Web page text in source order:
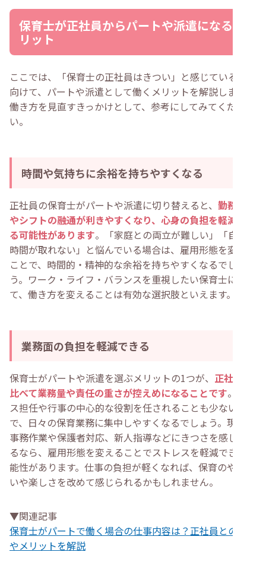
保育士が正社員からパートや派遣になるメ
リット
ここでは、「保育士の正社員はきつい」と感じている方に
向けて、パートや派遣として働くメリットを解説します。
働き方を見直すきっかけとして、参考にしてみてくださ
い。
時間や気持ちに余裕を持ちやすくなる
正社員の保育士がパートや派遣に切り替えると、 勤務時間
やシフトの融通が利きやすくなり、心身の負担を軽減でき
る可能性があります。「家庭との両立が難しい」「自分の
時間が取れない」と悩んでいる場合は、雇用形態を変える
ことで、時間的・精神的な余裕を持ちやすくなるでしょ
う。ワーク・ライフ・バランスを重視したい保育士にとっ
て、働き方を変えることは有効な選択肢といえます。
業務面の負担を軽減できる
保育士がパートや派遣を選ぶメリットの1つが、 正社員に
比べて業務量や責任の重さが控えめになることです。クラ
ス担任や行事の中心的な役割を任されることも少ないの
で、日々の保育業務に集中しやすくなるでしょう。現在、
事務作業や保護者対応、新人指導などにきつさを感じてい
るなら、雇用形態を変えることでストレスを軽減できる可
能性があります。仕事の負担が軽くなれば、保育のやりが
いや楽しさを改めて感じられるかもしれません。
▼関連記事
保育士がパートで働く場合の仕事内容は？正社員との違い
やメリットを解説